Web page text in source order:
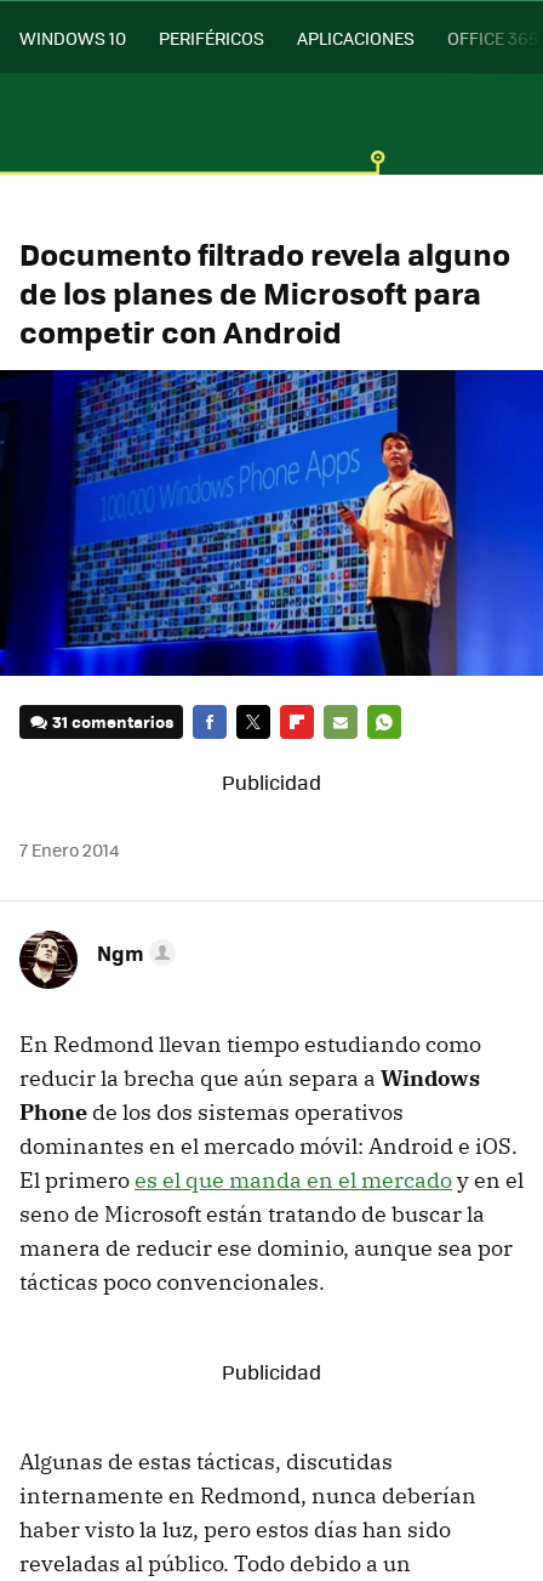
WINDOWS 10 PERIFÉRICOS APLICACIONES OFFICE 365
Documento filtrado revela alguno
de los planes de Microsoft para
competir con Android
31 comentarios
7 Enero 2014
Ngm
En Redmond llevan tiempo estudiando como
reducir la brecha que aún separa a Windows
Phone de los dos sistemas operativos
dominantes en el mercado móvil: Android e iOS.
El primeroes el que manda en el mercadoy en el
seno de Microsoft están tratando de buscar la
manera de reducir ese dominio, aunque sea por
tácticas poco convencionales.
Algunas de estas tácticas, discutidas
internamente en Redmond, nunca deberían
haber visto la luz, pero estos días han sido
reveladas al público. Todo debido a un